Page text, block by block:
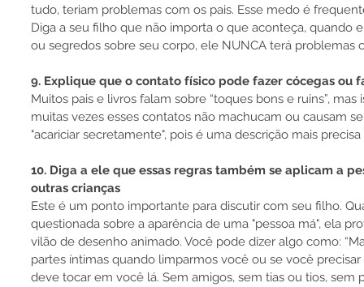
tudo, teriam problemas com os pais. Esse medo é
Diga a seu filho que não importa o que aconteça, quando
ou segredos sobre seu corpo, ele NUNCA terá problemas
9. Explique que o contato físico pode fazer cócegas ou
Muitos pais e livros falam sobre “toques bons e ruins”,
muitas vezes esses contatos não machucam ou causam
"acariciar secretamente", pois é uma descrição mais
10. Diga a ele que essas regras também se aplicam a
outras crianças
Este é um ponto importante para discutir com seu filho.
questionada sobre a aparência de uma "pessoa má", ela
vilão de desenho animado. Você pode dizer algo como:
partes íntimas quando limparmos você ou se você
deve tocar em você lá. Sem amigos, sem tias ou tios, sem